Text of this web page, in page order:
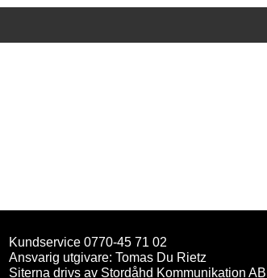
Kundservice 0770-45 71 02
Ansvarig utgivare: Tomas Du Rietz
Siterna drivs av Stordåhd Kommunikation AB